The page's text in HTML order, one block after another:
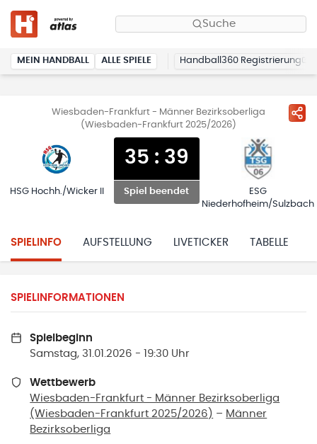
Suche
MEIN HANDBALL ALLE SPIELE Handball360 Registrierung
Wiesbaden-Frankfurt - Männer Bezirksoberliga
(Wiesbaden-Frankfurt 2025/2026)
HSG Hochh./Wicker II
35 : 39
Spiel beendet
ESG
Niederhofheim/Sulzbach
SPIELINFO AUFSTELLUNG LIVETICKER TABELLE
SPIELINFORMATIONEN
Spielbeginn
Samstag, 31.01.2026 - 19:30 Uhr
Wettbewerb
Wiesbaden-Frankfurt - Männer Bezirksoberliga
(Wiesbaden-Frankfurt 2025/2026) – Männer
Bezirksoberliga